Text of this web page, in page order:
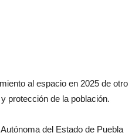
al espacio en 2025 de otro
protección de la población.
del Estado de Puebla